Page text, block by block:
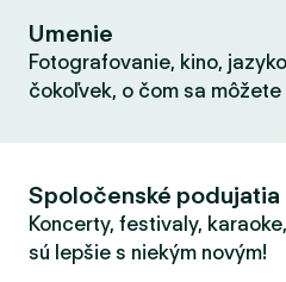
Umenie
Fotografovanie, kino,
čokoľvek, o čom sa
Spoločenské podujatia
Koncerty, festivaly,
sú lepšie s niekým novým!